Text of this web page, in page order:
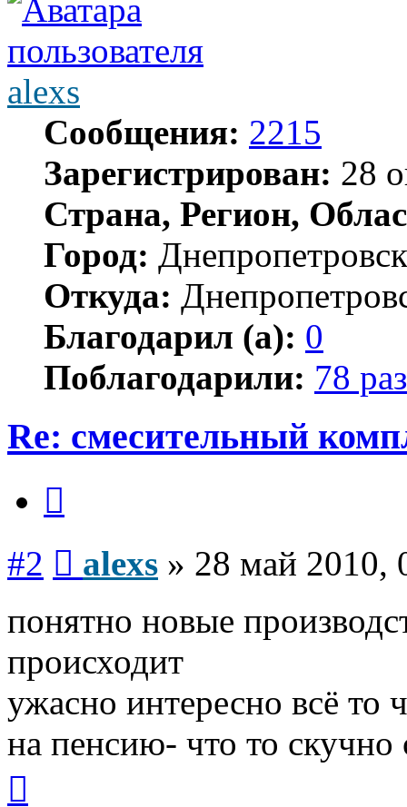
alexs
Сообщения: 2215
Зарегистрирован: 28
Страна, Регион,
Город: Днепропетровск
Откуда:
Благодарил (а): 0
Поблагодарили: 78 раз
Re: смесительный
#2 alexs » 28 май 2010,
понятно новые
происходит
ужасно интересно всё то
на пенсию- что то скучно
началу